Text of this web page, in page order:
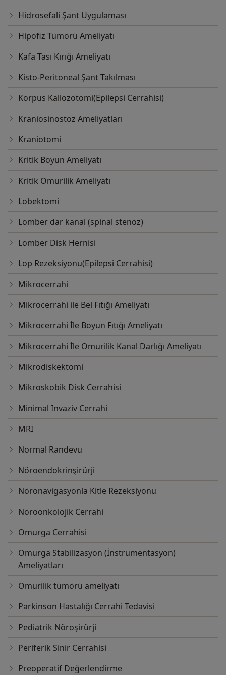
Hidrosefali Şant Uygulaması
Hipofiz Tümörü Ameliyatı
Kafa Tası Kırığı Ameliyatı
Kisto-Peritoneal Şant Takılması
Korpus Kallozotomi(Epilepsi Cerrahisi)
Kraniosinostoz Ameliyatları
Kraniotomi
Kritik Boyun Ameliyatı
Kritik Omurilik Ameliyatı
Lobektomi
Lomber dar kanal (spinal stenoz)
Lomber Disk Hernisi
Lop Rezeksiyonu(Epilepsi Cerrahisi)
Mikrocerrahi
Mikrocerrahi ile Bel Fıtığı Ameliyatı
Mikrocerrahi İle Boyun Fıtığı Ameliyatı
Mikrocerrahi İle Omurilik Kanal Darlığı Ameliyatı
Mikrodiskektomi
Mikroskobik Disk Cerrahisi
Minimal Invaziv Cerrahi
MRI
Normal Randevu
Nöroendokrinşirürji
Nöronavigasyonla Kitle Rezeksiyonu
Nöroonkolojik Cerrahi
Omurga Cerrahisi
Omurga Stabilizasyon (İnstrumentasyon)
Ameliyatları
Omurilik tümörü ameliyatı
Parkinson Hastalığı Cerrahi Tedavisi
Pediatrik Nöroşirürji
Periferik Sinir Cerrahisi
Preoperatif Değerlendirme